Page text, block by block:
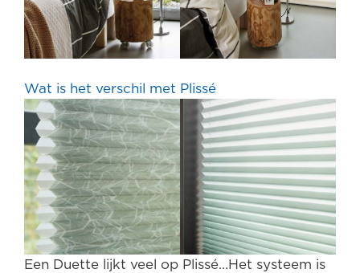
Wat is het verschil met Plissé
Een Duette lijkt veel op Plissé…Het systeem is